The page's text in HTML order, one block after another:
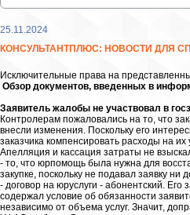
25.11.2024
КОНСУЛЬТАНТПЛЮС: НОВОСТИ ДЛЯ
Исключительные права на
Обзор документов, введенных в
Заявитель жалобы не участвовал в
Контролерам пожаловались на то, что
внесли изменения. Поскольку его
заказчика компенсировать расходы на их
Апелляция и кассация затраты не
- то, что юрпомощь была нужна для
закупке, поскольку не подавал заявку
- договор на юруслуги - абонентский.
содержал условие об обязанности
независимо от объема услуг. Значит,